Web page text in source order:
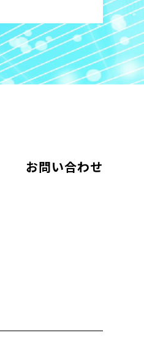
お問い合わせ